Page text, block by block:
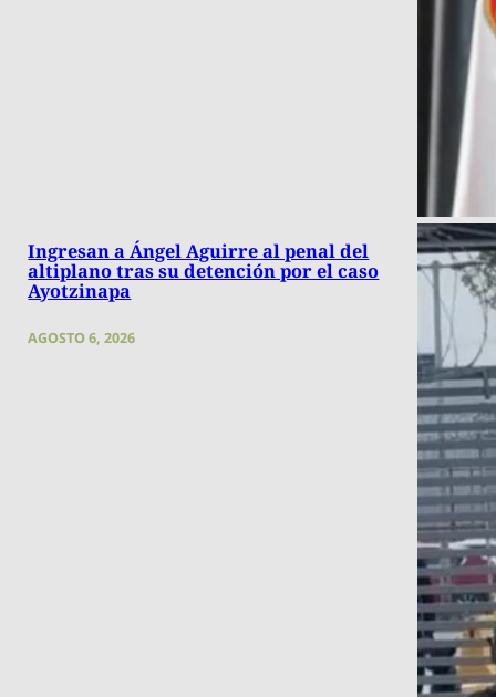
Ingresan a Ángel Aguirre al penal del
altiplano tras su detención por el caso
Ayotzinapa
AGOSTO 6, 2026